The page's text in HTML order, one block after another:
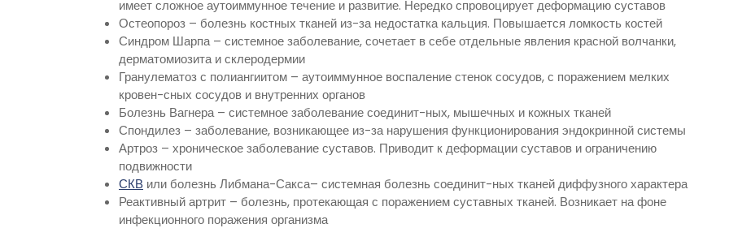
имеет сложное аутоиммунное течение и развитие. Нередко спровоцирует деформацию суставов
Остеопороз – болезнь костных тканей из-за недостатка кальция. Повышается ломкость костей
Синдром Шарпа – системное заболевание, сочетает в себе отдельные явления красной волчанки,
дерматомиозита и склеродермии
Гранулематоз с полиангиитом – аутоиммунное воспаление стенок сосудов, с поражением мелких
кровен-сных сосудов и внутренних органов
Болезнь Вагнера – системное заболевание соединит-ных, мышечных и кожных тканей
Спондилез – заболевание, возникающее из-за нарушения функционирования эндокринной системы
Артроз – хроническое заболевание суставов. Приводит к деформации суставов и ограничению
подвижности
СКВ или болезнь Либмана-Сакса– системная болезнь соединит-ных тканей диффузного характера
Реактивный артрит – болезнь, протекающая с поражением суставных тканей. Возникает на фоне
инфекционного поражения организма